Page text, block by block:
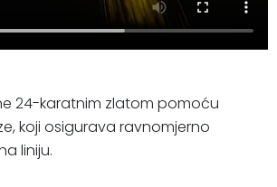
24-karatnim zlatom pomoću
koji osigurava ravnomjerno
liniju.